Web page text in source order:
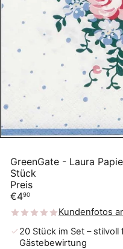
GreenGate - Laura
Stück
Preis
Normaler
Preis
€490
Kundenfotos
20 Stück im Set –
Gästebewirtung